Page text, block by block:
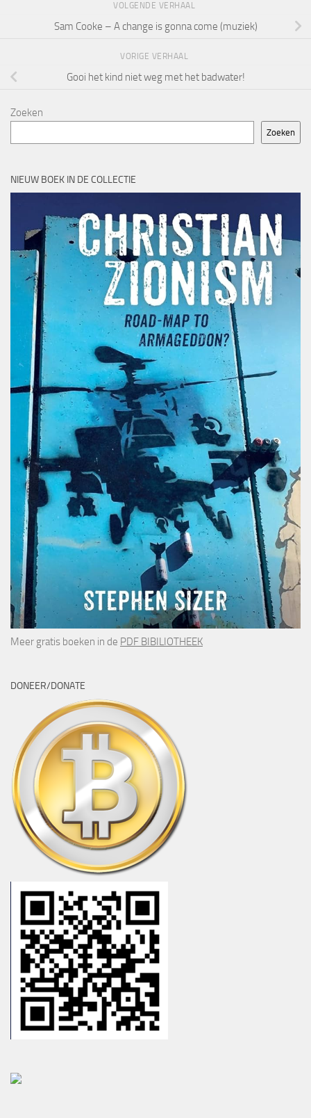
VOLGENDE VERHAAL
Sam Cooke – A change is gonna come (muziek)
VORIGE VERHAAL
Gooi het kind niet weg met het badwater!
Zoeken
Zoeken
NIEUW BOEK IN DE COLLECTIE
Meer gratis boeken in de PDF BIBILIOTHEEK
DONEER/DONATE